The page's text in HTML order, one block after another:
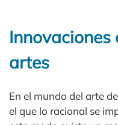
Innovaciones
artes
En el mundo del arte
el que lo racional se